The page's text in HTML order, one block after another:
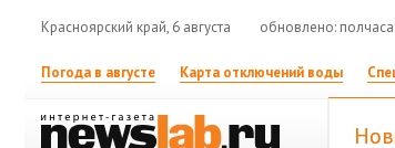
Красноярский край, 6 августа обновлено:
Погода в августе Карта отключений воды